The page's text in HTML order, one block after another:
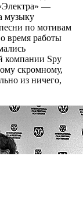
—
музыку
по мотивам
время работы
компании Spy
скромному,
из ничего,